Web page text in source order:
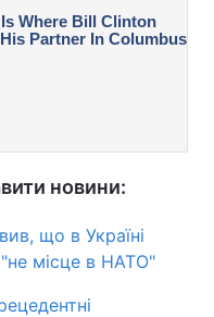
новини:
що в Україні
"не місце в НАТО"